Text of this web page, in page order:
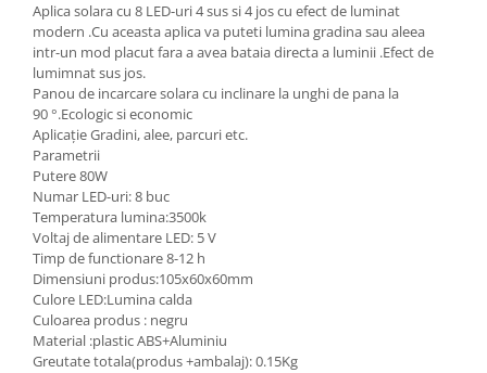
Aplica solara cu 8 LED-uri 4 sus si 4 jos cu efect de luminat
modern .Cu aceasta aplica va puteti lumina gradina sau aleea
intr-un mod placut fara a avea bataia directa a luminii .Efect de
lumimnat sus jos.
Panou de incarcare solara cu inclinare la unghi de pana la
90 °.Ecologic si economic
Aplicație Gradini, alee, parcuri etc.
Parametrii
Putere 80W
Numar LED-uri: 8 buc
Temperatura lumina:3500k
Voltaj de alimentare LED: 5 V
Timp de functionare 8-12 h
Dimensiuni produs:105x60x60mm
Culore LED:Lumina calda
Culoarea produs : negru
Material :plastic ABS+Aluminiu
Greutate totala(produs +ambalaj): 0.15Kg